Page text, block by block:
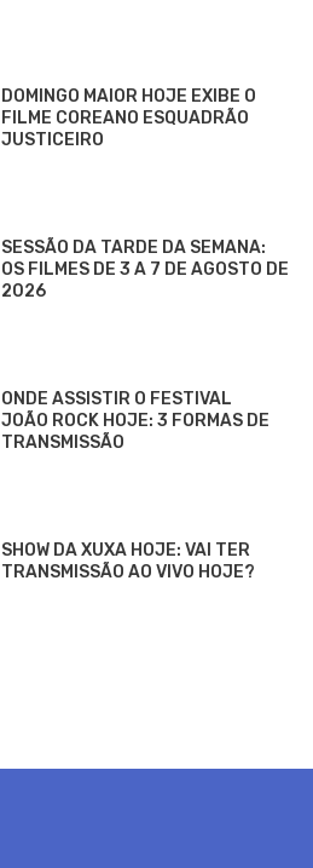
DOMINGO MAIOR HOJE EXIBE O
FILME COREANO ESQUADRÃO
JUSTICEIRO
SESSÃO DA TARDE DA SEMANA:
OS FILMES DE 3 A 7 DE AGOSTO DE
2026
ONDE ASSISTIR O FESTIVAL
JOÃO ROCK HOJE: 3 FORMAS DE
TRANSMISSÃO
SHOW DA XUXA HOJE: VAI TER
TRANSMISSÃO AO VIVO HOJE?